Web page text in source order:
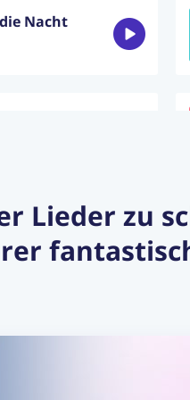
Nacht
uns sehn
Lieder zu